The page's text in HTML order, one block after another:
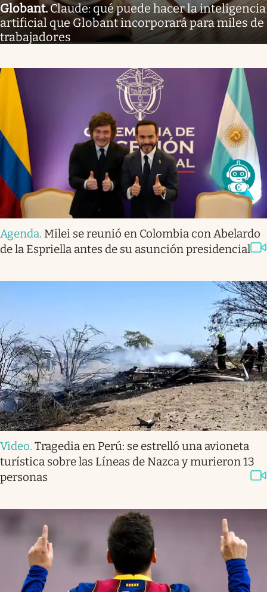
Globant.Claude: qué puede hacer la inteligencia
artificial que Globant incorporará para miles de
trabajadores
Agenda. Milei se reunió en Colombia con Abelardo
de la Espriella antes de su asunción presidencial
Video. Tragedia en Perú: se estrelló una avioneta
turística sobre las Líneas de Nazca y murieron 13
personas